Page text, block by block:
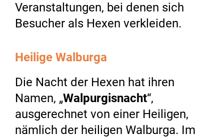
Veranstaltungen, bei denen sich
Besucher als Hexen verkleiden.
Heilige Walburga
Die Nacht der Hexen hat ihren
Namen, „Walpurgisnacht“,
ausgerechnet von einer Heiligen,
nämlich der heiligen Walburga. Im